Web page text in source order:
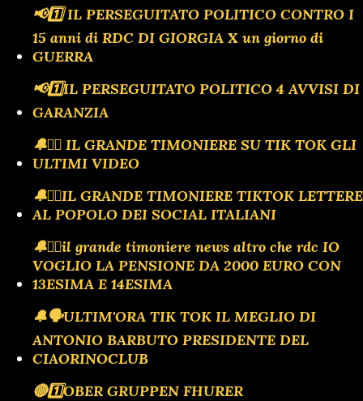
📢1️⃣ IL PERSEGUITATO POLITICO CONTRO I
15 anni di RDC DI GIORGIA X un giorno di
GUERRA
📢1️⃣IL PERSEGUITATO POLITICO 4 AVVISI DI
GARANZIA
🔔🏴‍☠️ IL GRANDE TIMONIERE SU TIK TOK GLI
ULTIMI VIDEO
🔔🏴‍☠️IL GRANDE TIMONIERE TIKTOK LETTERE
AL POPOLO DEI SOCIAL ITALIANI
🔔🏴‍☠️il grande timoniere news altro che rdc IO
VOGLIO LA PENSIONE DA 2000 EURO CON
13ESIMA E 14ESIMA
🔔🗣️ULTIM'ORA TIK TOK IL MEGLIO DI
ANTONIO BARBUTO PRESIDENTE DEL
CIAORINOCLUB
🔴1️⃣OBER GRUPPEN FHURER